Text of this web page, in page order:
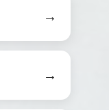
→
→